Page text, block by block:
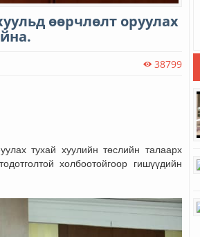
өөрчлөлт оруулах
38799
тухай хуулийн төслийн талаарх
холбоотойгоор гишүүдийн